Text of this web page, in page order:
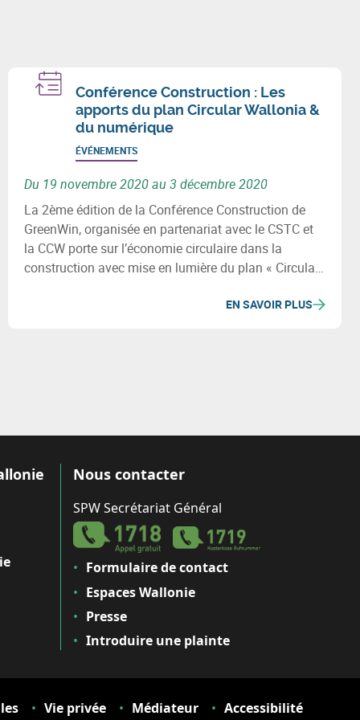
Conférence Construction : Les
apports du plan Circular Wallonia &
du numérique
ÉVÉNEMENTS
Du 19 novembre 2020 au 3 décembre 2020
La 2ème édition de la Conférence Construction de
GreenWin, organisée en partenariat avec le CSTC et
la CCW porte sur l’économie circulaire dans la
construction avec mise en lumière du plan « Circular
de l’économie circulaire dans la construction.
EN SAVOIR PLUS
Nous contacter
SPW Secrétariat Général
Formulaire de contact
Espaces Wallonie
Presse
Introduire une plainte
Vie privée Médiateur Accessibilité